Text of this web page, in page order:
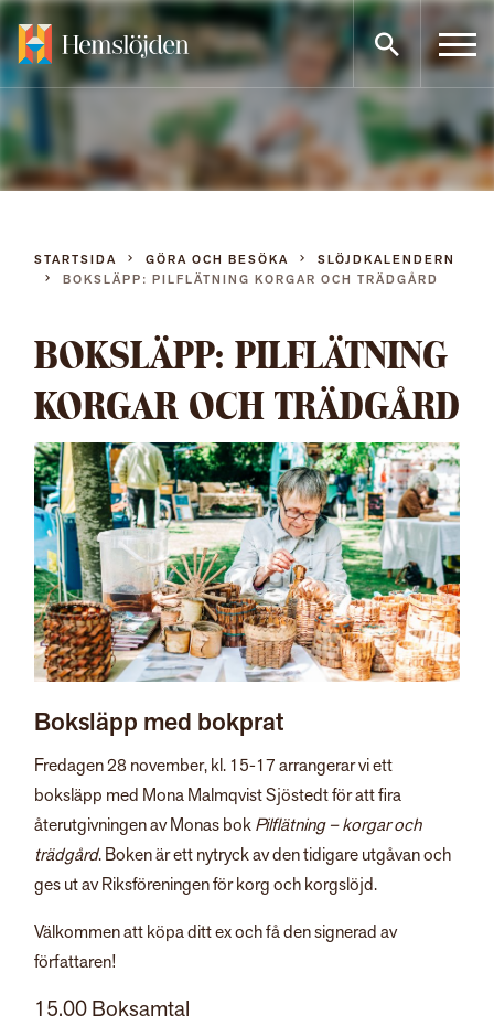
Gå
direkt
till
innehållet
STARTSIDA GÖRA OCH BESÖKA
SLÖJDKALENDERN
BOKSLÄPP: PILFLÄTNING KORGAR OCH TRÄDGÅRD
BOKSLÄPP: PILFLÄTNING
KORGAR OCH TRÄDGÅRD
Boksläpp med bokprat
Fredagen 28 november, kl. 15-17 arrangerar vi ett
boksläpp med Mona Malmqvist Sjöstedt för att fira
återutgivningen av Monas bokPilflätning – korgar och
trädgård. Boken är ett nytryck av den tidigare utgåvan och
ges ut av Riksföreningen för korg och korgslöjd.
Välkommen att köpa ditt ex och få den signerad av
författaren!
15.00 Boksamtal